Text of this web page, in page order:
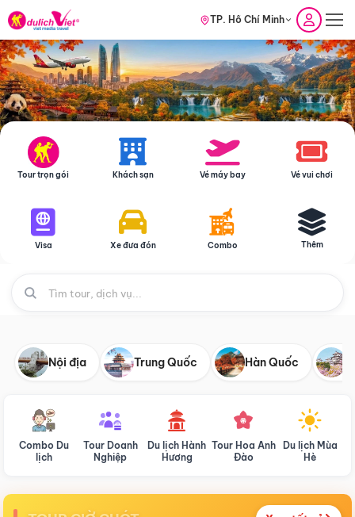
TP. Hồ Chí Minh
Tour trọn gói Khách sạn Vé máy bay Vé vui chơi
Visa Xe đưa đón Combo Thêm
Nội địa Trung Quốc Hàn Quốc
Combo Du
lịch
Tour Doanh
Nghiệp
Du lịch Hành
Hương
Tour Hoa Anh
Đào
Du lịch Mùa
Hè